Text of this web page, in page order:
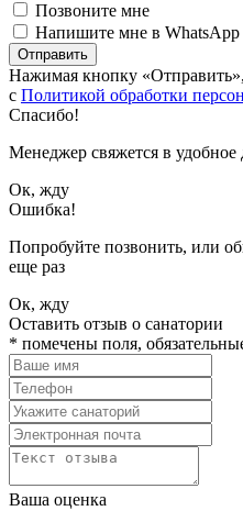
Позвоните мне
Напишите мне в WhatsApp
Отправить
Нажимая кнопку
с Политикой обработки
Спасибо!
Менеджер свяжется в удобное
Ок, жду
Ошибка!
Попробуйте позвонить, или
еще раз
Ок, жду
Оставить отзыв о санатории
* помечены поля,
Ваша оценка